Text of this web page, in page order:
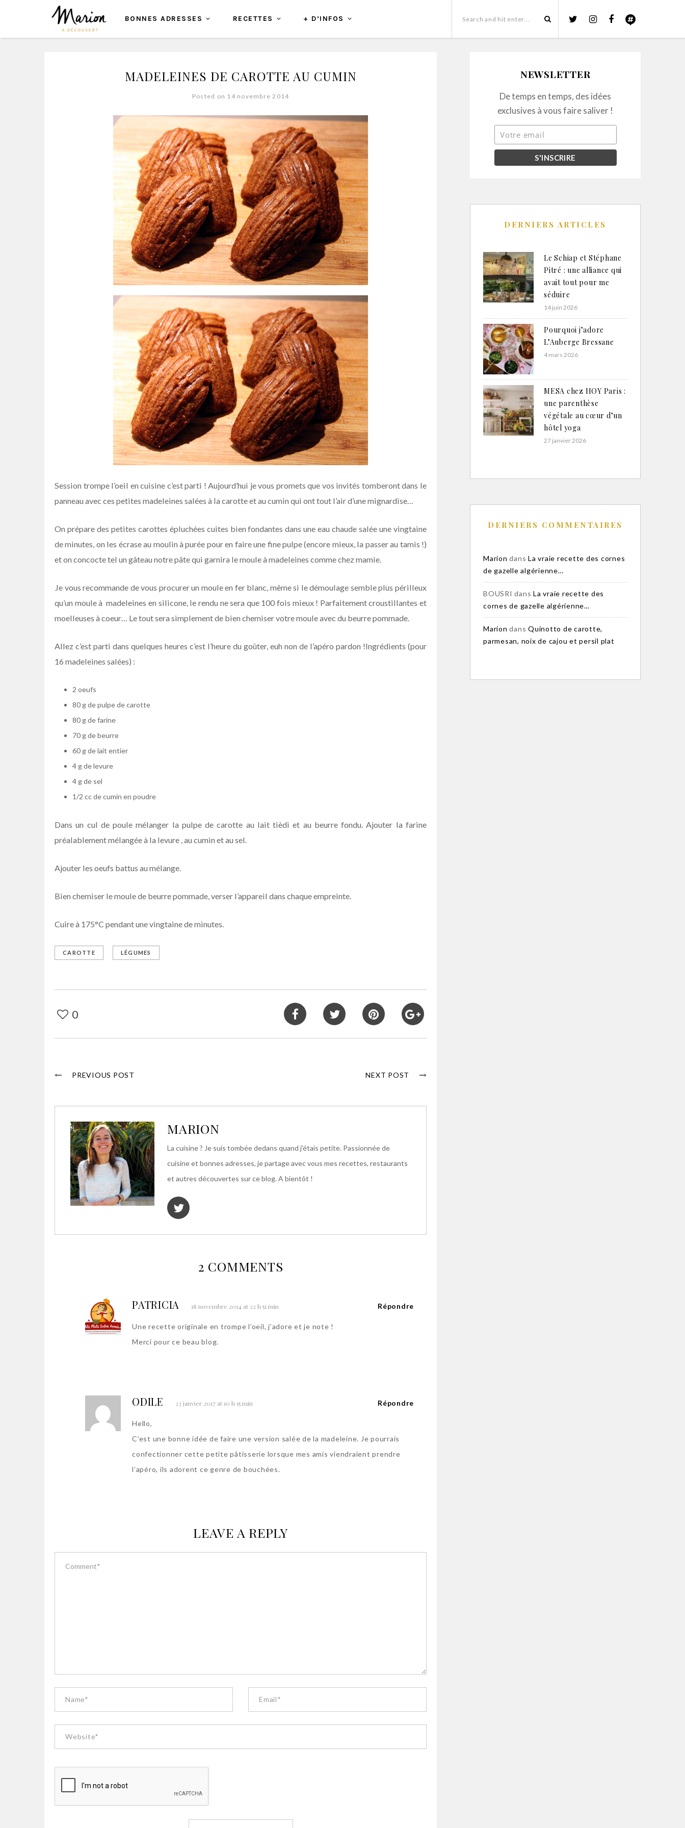
BONNES ADRESSES RECETTES + D’INFOS
MADELEINES DE CAROTTE AU CUMIN
Posted on 14 novembre 2014
Session trompe l’oeil en cuisine c’est parti ! Aujourd’hui je vous promets que vos invités tomberont dans le
panneau avec ces petites madeleines salées à la carotte et au cumin qui ont tout l’air d’une mignardise…
On prépare des petites carottes épluchées cuites bien fondantes dans une eau chaude salée une vingtaine
de minutes, on les écrase au moulin à purée pour en faire une fine pulpe (encore mieux, la passer au tamis !)
et on concocte tel un gâteau notre pâte qui garnira le moule à madeleines comme chez mamie.
Je vous recommande de vous procurer un moule en fer blanc, même si le démoulage semble plus périlleux
qu’un moule à madeleines en silicone, le rendu ne sera que 100 fois mieux ! Parfaitement croustillantes et
moelleuses à coeur… Le tout sera simplement de bien chemiser votre moule avec du beurre pommade.
Allez c’est parti dans quelques heures c’est l’heure du goûter, euh non de l’apéro pardon !Ingrédients (pour
16 madeleines salées) :
2 oeufs
80 g de pulpe de carotte
80 g de farine
70 g de beurre
60 g de lait entier
4 g de levure
4 g de sel
1/2 cc de cumin en poudre
Dans un cul de poule mélanger la pulpe de carotte au lait tièdi et au beurre fondu. Ajouter la farine
préalablement mélangée à la levure , au cumin et au sel.
Ajouter les oeufs battus au mélange.
Bien chemiser le moule de beurre pommade, verser l’appareil dans chaque empreinte.
Cuire à 175°C pendant une vingtaine de minutes.
CAROTTE LÉGUMES
0
PREVIOUS POST NEXT POST
MARION
La cuisine ? Je suis tombée dedans quand j'étais petite. Passionnée de
cuisine et bonnes adresses, je partage avec vous mes recettes, restaurants
et autres découvertes sur ce blog. A bientôt !
2 COMMENTS
PATRICIA 18 novembre 2014 at 22 h 51 min Répondre
Une recette originale en trompe l’oeil, j’adore et je note !
Merci pour ce beau blog.
ODILE 23 janvier 2017 at 10 h 15 min Répondre
Hello,
C’est une bonne idée de faire une version salée de la madeleine. Je pourrais
confectionner cette petite pâtisserie lorsque mes amis viendraient prendre
l’apéro, ils adorent ce genre de bouchées.
LEAVE A REPLY
NEWSLETTER
De temps en temps, des idées
exclusives à vous faire saliver !
DERNIERS ARTICLES
Le Schiap et Stéphane
Pitré : une alliance qui
avait tout pour me
séduire
14 juin 2026
Pourquoi j’adore
L’Auberge Bressane
4 mars 2026
MESA chez HOY Paris :
une parenthèse
végétale au cœur d’un
hôtel yoga
27 janvier 2026
DERNIERS COMMENTAIRES
Marion dans La vraie recette des cornes
de gazelle algérienne…
BOUSRI dans La vraie recette des
cornes de gazelle algérienne…
Marion dans Quinotto de carotte,
parmesan, noix de cajou et persil plat